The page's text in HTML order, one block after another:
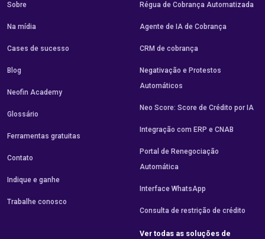
Sobre
Na mídia
Cases de sucesso
Blog
Neofin Academy
Glossário
Ferramentas gratuitas
Contato
Indique e ganhe
Trabalhe conosco
Régua de Cobrança Automatizada
Agente de IA de Cobrança
CRM de cobrança
Negativação e Protestos
Automáticos
Neo Score: Score de Crédito por IA
Integração com ERP e CNAB
Portal de Renegociação
Automática
Interface WhatsApp
Consulta de restrição de crédito
Ver todas as soluções de